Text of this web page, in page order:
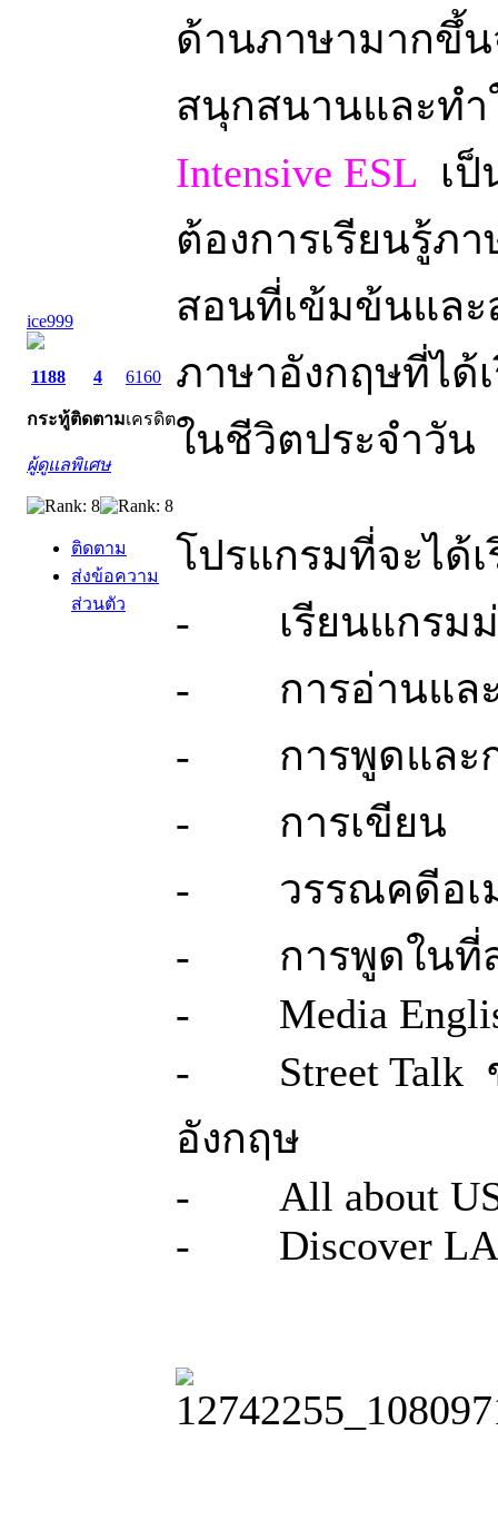
ice999
1188
กระทู้
4
ติดตาม
6160
เครดิต
ผู้ดูแลพิเศษ
ติดตาม
ส่งข้อความ
ส่วนตัว
ด้านภาษามากขึ้น
สนุกสนานและทำ
Intensive ESL เ
ต้องการเรียนรู้ภ
สอนที่เข้มข้นแล
ภาษาอังกฤษที่ได้
ในชีวิตประจำวัน
โปรแกรมที่จะได้
- เรียนแกรมม่
- การอ่านและ
- การพูดและก
- การเขียน
- วรรณคดีอเ
- การพูดในที่ส
- Media
- Street Talk ช่
อังกฤษ
- All about
- Discover